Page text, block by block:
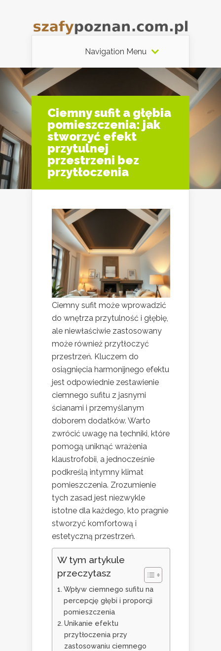
Navigation Menu
Ciemny sufit a głębia
pomieszczenia: jak
stworzyć efekt
przytulnej
przestrzeni bez
przytłoczenia
Ciemny sufit może wprowadzić
do wnętrza przytulność i głębię,
ale niewłaściwie zastosowany
może również przytłoczyć
przestrzeń. Kluczem do
osiągnięcia harmonijnego efektu
jest odpowiednie zestawienie
ciemnego sufitu z jasnymi
ścianami i przemyślanym
doborem dodatków. Warto
zwrócić uwagę na techniki, które
pomogą uniknąć wrażenia
klaustrofobii, a jednocześnie
podkreślą intymny klimat
pomieszczenia. Zrozumienie
tych zasad jest niezwykle
istotne dla każdego, kto pragnie
stworzyć komfortową i
estetyczną przestrzeń.
W tym artykule
przeczytasz
Wpływ ciemnego sufitu na
percepcję głębi i proporcji
pomieszczenia
Unikanie efektu
przytłoczenia przy
zastosowaniu ciemnego